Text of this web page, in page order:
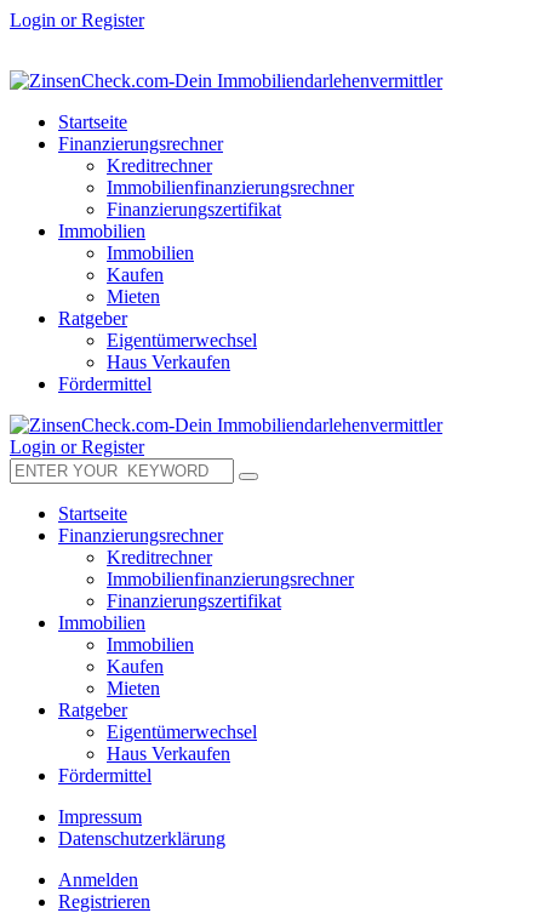
Login or Register
Startseite
Finanzierungsrechner
Kreditrechner
Immobilienfinanzierungsrechner
Finanzierungszertifikat
Immobilien
Immobilien
Kaufen
Mieten
Ratgeber
Eigentümerwechsel
Haus Verkaufen
Fördermittel
Login or Register
Startseite
Finanzierungsrechner
Kreditrechner
Immobilienfinanzierungsrechner
Finanzierungszertifikat
Immobilien
Immobilien
Kaufen
Mieten
Ratgeber
Eigentümerwechsel
Haus Verkaufen
Fördermittel
Impressum
Datenschutzerklärung
Anmelden
Registrieren